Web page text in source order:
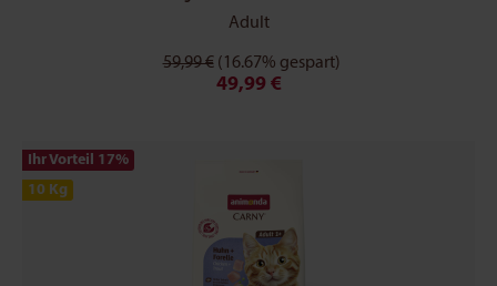
Adult
59,99 € (16.67% gespart)
49,99 €
Ihr Vorteil 17%
10 Kg